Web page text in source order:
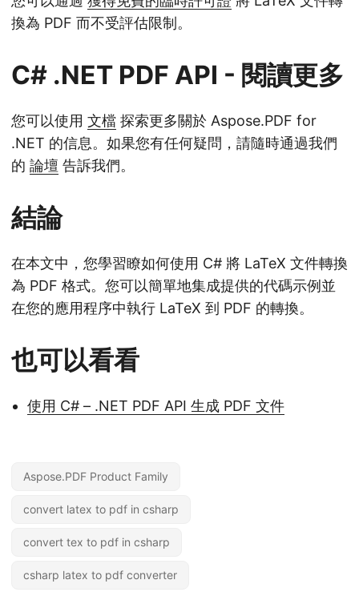
換為 PDF 而不受評估限制。
C# .NET PDF API - 閱讀更多
您可以使用 文檔 探索更多關於 Aspose.PDF for
.NET 的信息。如果您有任何疑問，請隨時通過我們
的 論壇 告訴我們。
結論
在本文中，您學習瞭如何使用 C# 將 LaTeX 文件轉換
為 PDF 格式。您可以簡單地集成提供的代碼示例並
在您的應用程序中執行 LaTeX 到 PDF 的轉換。
也可以看看
使用 C# – .NET PDF API 生成 PDF 文件
Aspose.PDF Product Family
convert latex to pdf in csharp
convert tex to pdf in csharp
csharp latex to pdf converter